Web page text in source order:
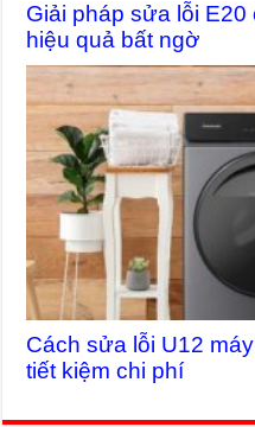
Giải pháp sửa lỗi E20
hiệu quả bất ngờ
Cách sửa lỗi U12
tiết kiệm chi phí